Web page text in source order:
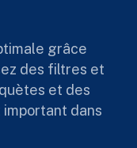
grâce
des filtres et
et des
dans